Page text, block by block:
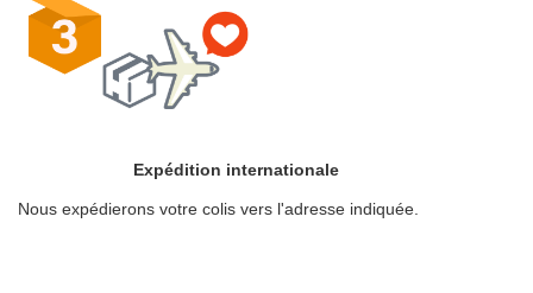
Expédition internationale
Nous expédierons votre colis vers l'adresse indiquée.